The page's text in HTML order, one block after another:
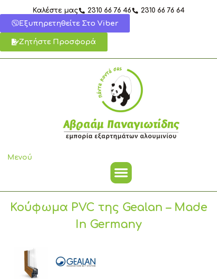
στο
περιεχόμενο
Καλέστε μας 2310 66 76 46 2310 66 76 64
Εξυπηρετηθείτε Στο Viber
Ζητήστε Προσφορά
Μενού
Κούφωμα PVC της Gealan – Made
In Germany